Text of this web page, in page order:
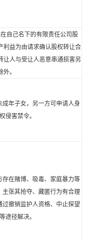
自己名下的有限责任公司股
利益为由请求确认股权转让合
让人与受让人恶意串通损害另
。
年子女，另一方可申请人身
侵害禁令。
在赌博、吸毒、家庭暴力等
张其抢夺、藏匿行为有合理
撤销监护人资格、中止探望
途径解决。